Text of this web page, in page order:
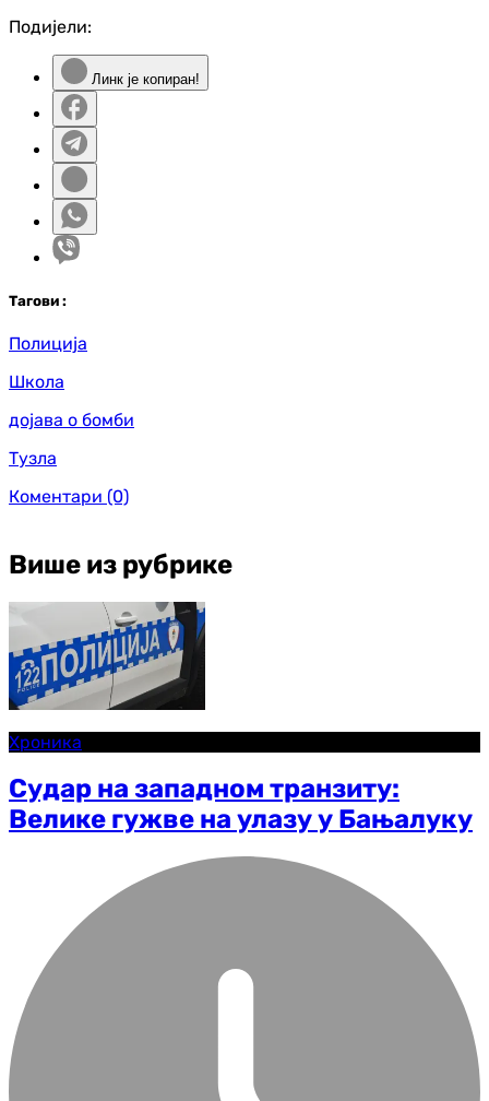
Подијели:
Линк је копиран!
Тагови :
Полиција
Школа
дојава о бомби
Тузла
Коментари (0)
Више из рубрике
Хроника
Судар на западном транзиту:
Велике гужве на улазу у Бањалуку